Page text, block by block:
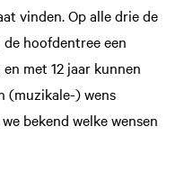
vinden. Op alle drie de
hoofdentree een
met 12 jaar kunnen
(muzikale-) wens
bekend welke wensen